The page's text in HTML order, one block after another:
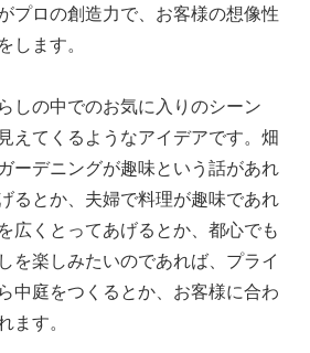
プロの創造力で、お客様の想像性
します。
しの中でのお気に入りのシーン
えてくるようなアイデアです。畑
ーデニングが趣味という話があれ
るとか、夫婦で料理が趣味であれ
広くとってあげるとか、都心でも
を楽しみたいのであれば、プライ
中庭をつくるとか、お客様に合わ
ます。